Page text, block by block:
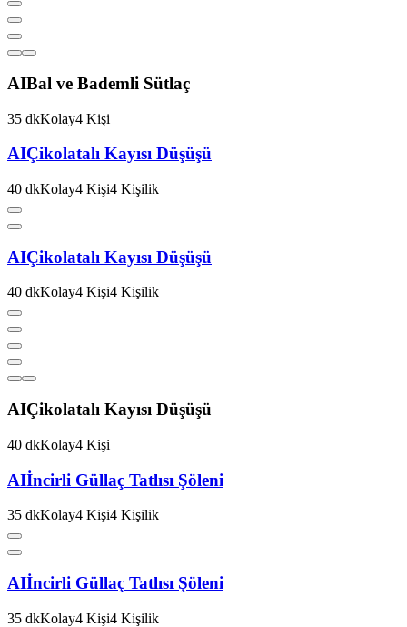
AIBal ve Bademli Sütlaç
35 dkKolay4 Kişi
AIÇikolatalı Kayısı Düşüşü
40 dkKolay4 Kişi4 Kişilik
AIÇikolatalı Kayısı Düşüşü
40 dkKolay4 Kişi4 Kişilik
AIÇikolatalı Kayısı Düşüşü
40 dkKolay4 Kişi
AIİncirli Güllaç Tatlısı Şöleni
35 dkKolay4 Kişi4 Kişilik
AIİncirli Güllaç Tatlısı Şöleni
35 dkKolay4 Kişi4 Kişilik